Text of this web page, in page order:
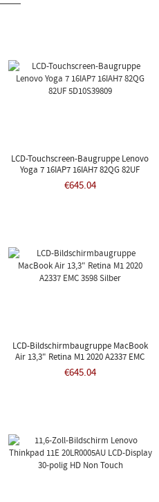
LCD-Touchscreen-Baugruppe Lenovo
Yoga 7 16IAP7 16IAH7 82QG 82UF
5D10S39809
€645.04
LCD-Bildschirmbaugruppe MacBook
Air 13,3" Retina M1 2020 A2337 EMC
3598 Silber
€645.04